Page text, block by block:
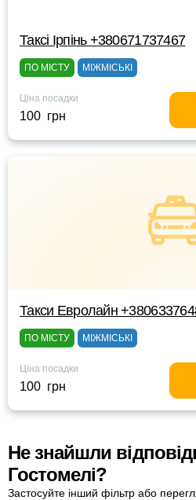
Таксі Ірпінь +380671737467
ПО МІСТУ МІЖМІСЬКІ
Ціна посадки
100 грн
Такси Евролайн
ПО МІСТУ МІЖМІСЬКІ
Ціна посадки
100 грн
Не знайшли
Гостомелі?
Застосуйте інший фільтр або